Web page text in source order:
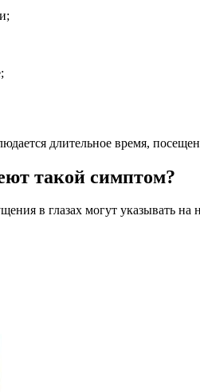
длительное время,
такой симптом?
в глазах могут указывать на